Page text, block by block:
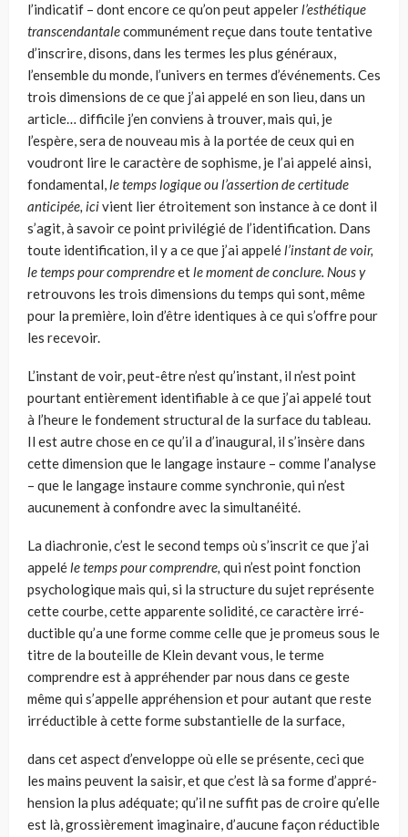
l’indicatif – dont encore ce qu’on peut appelerl’esthétique
trans­cendantalecommunément reçue dans toute tentative
d’inscrire, disons, dans les termes les plus généraux,
l’ensemble du monde, l’univers en termes d’événe­ments. Ces
trois dimensions de ce que j’ai appelé en son lieu, dans un
article… difficile j’en conviens à trouver, mais qui, je
l’espère, sera de nouveau mis à la portée de ceux qui en
voudront lire le caractère de sophisme, je l’ai appelé ainsi,
fondamental,le temps logique ou l’assertion de certitude
anticipée, icivient lier étroitement son instance à ce dont il
s’agit, à savoir ce point privilégié de l’iden­tification. Dans
toute identification, il y a ce que j’ai appelél’instant de voir,
le temps pour comprendreetle moment de conclure. Nous y
retrouvons les trois dimensions du temps qui sont, même
pour la première, loin d’être identiques à ce qui s’offre pour
les recevoir.
L’instant de voir, peut-être n’est qu’instant, il n’est point
pourtant entièrement identifiable à ce que j’ai appelé tout
à l’heure le fondement structural de la surfa­ce du tableau.
Il est autre chose en ce qu’il a d’inaugural, il s’insère dans
cette dimension que le langage instaure – comme l’analyse
– que le langage instaure comme synchronie, qui n’est
aucunement à confondre avec la simultanéité.
La diachronie, c’est le second temps où s’inscrit ce que j’ai
appeléle temps pour comprendre, qui n’est point fonction
psychologique mais qui, si la struc­ture du sujet représente
cette courbe, cette apparente solidité, ce caractère irré­
ductible qu’a une forme comme celle que je promeus sous le
titre de la bouteille de Klein devant vous, le terme
comprendre est à appréhender par nous dans ce geste
même qui s’appelle appréhension et pour autant que reste
irréductible à cette forme substantielle de la surface,
dans cet aspect d’enveloppe où elle se présente, ceci que
les mains peuvent la saisir, et que c’est là sa forme d’appré­
hension la plus adéquate; qu’il ne suf­fit pas de croire qu’elle
est là, grossiè­rement imaginaire, d’aucune façon réductible